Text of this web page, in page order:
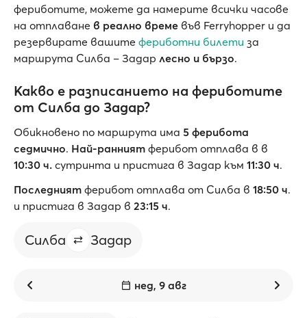
фериботите, можете да намерите всички часове
на отплаване в реално време във Ferryhopper и да
резервирате вашите фериботни билети за
маршрута Силба – Задар лесно и бързо.
Какво е разписанието на фериботите
от Силба до Задар?
Обикновено по маршрута има 5 ферибота
седмично. Най-ранният ферибот отплава в в
10:30 ч. сутринта и пристига в Задар към 11:30 ч.
Последният ферибот отплава от Силба в 18:50 ч.
и пристига в Задар в 23:15 ч.
Силба Задар
нед, 9 авг